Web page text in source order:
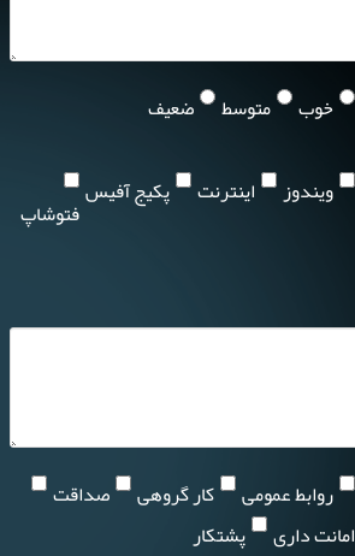
خوب متوسط ضعیف
ویندوز اینترنت پکیج آفیس
فتوشاپ
روابط عمومی کار گروهی
صداقت
امانت داری
پشتکار